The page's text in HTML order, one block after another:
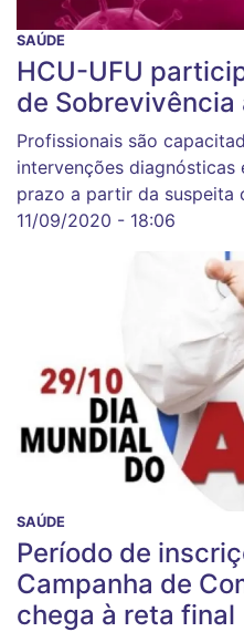
SAÚDE
HCU-UFU
de Sobrevivência
Profissionais são
intervenções
prazo a partir da suspeita
11/09/2020 - 18:06
SAÚDE
Período de
Campanha de
chega à reta final